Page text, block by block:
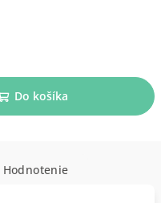
Do košíka
Hodnotenie